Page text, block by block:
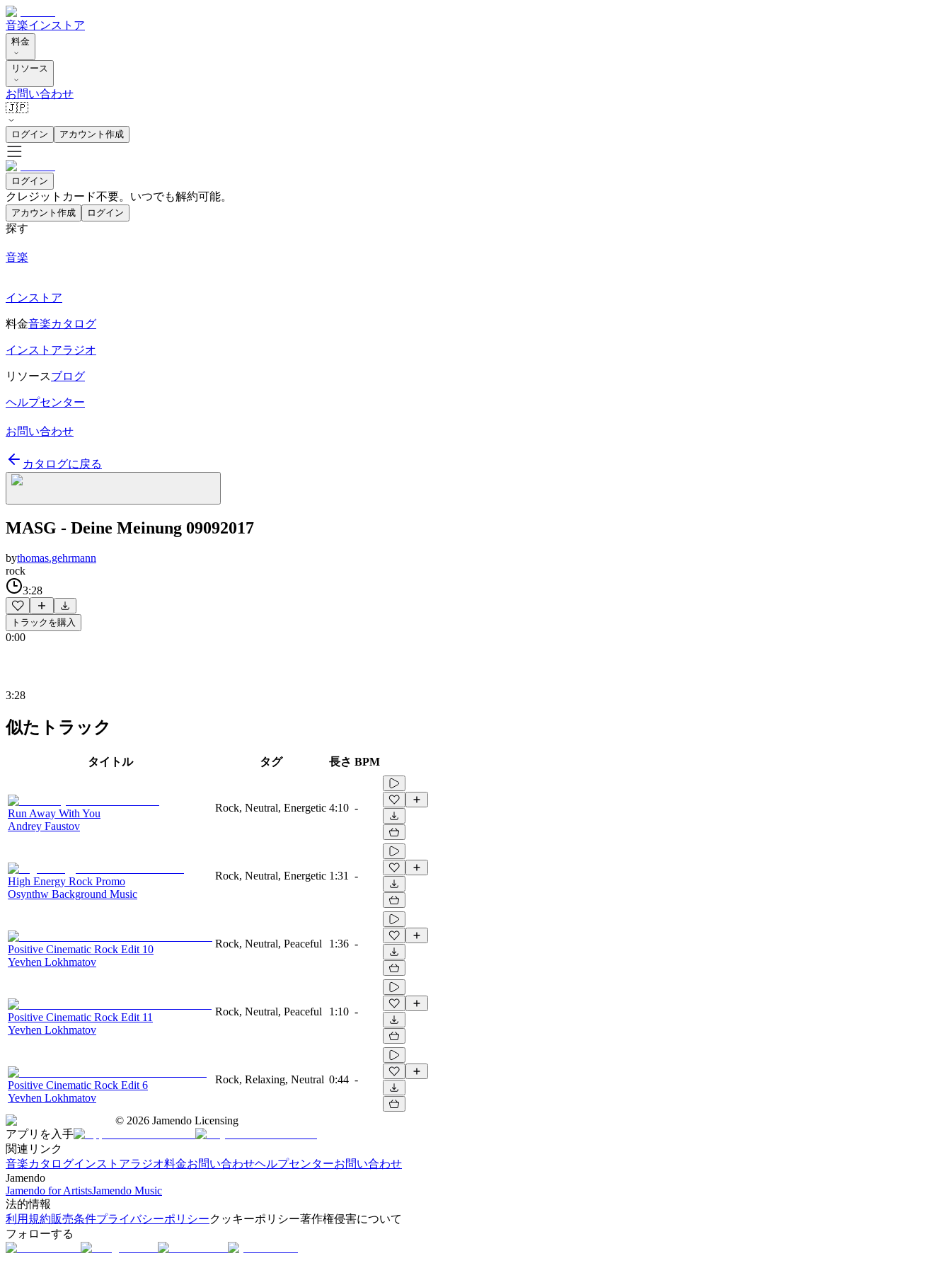
音楽インストア
料金
リソース
お問い合わせ
🇯🇵
ログイン アカウント作成
ログイン
クレジットカード不要。いつでも解約可能。
アカウント作成 ログイン
探す
音楽
インストア
料金音楽カタログ
インストアラジオ
リソースブログ
ヘルプセンター
お問い合わせ
カタログに戻る
MASG - Deine Meinung 09092017
bythomas.gehrmann
rock
3:28
トラックを購入
0:00
3:28
似たトラック
タイトル タグ 長さ BPM
Run Away With You
Andrey Faustov
Rock, Neutral, Energetic 4:10 -
High Energy Rock Promo
Osynthw Background Music
Rock, Neutral, Energetic 1:31 -
Positive Cinematic Rock Edit 10
Yevhen Lokhmatov
Rock, Neutral, Peaceful 1:36 -
Positive Cinematic Rock Edit 11
Yevhen Lokhmatov
Rock, Neutral, Peaceful 1:10 -
Positive Cinematic Rock Edit 6
Yevhen Lokhmatov
Rock, Relaxing, Neutral 0:44 -
© 2026 Jamendo Licensing
アプリを入手
関連リンク
音楽カタログインストアラジオ料金お問い合わせヘルプセンターお問い合わせ
Jamendo
Jamendo for ArtistsJamendo Music
法的情報
利用規約販売条件プライバシーポリシークッキーポリシー著作権侵害について
フォローする